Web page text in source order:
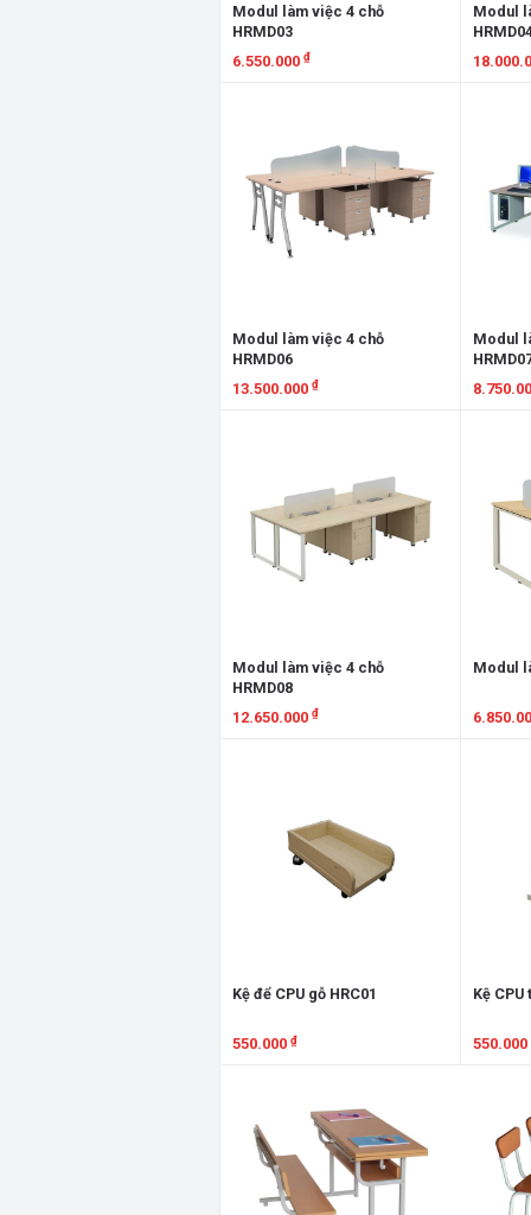
Modul làm việc 4 chỗ
HRMD03
6.550.000 ₫
Modul
Modul làm việc 4 chỗ
HRMD06
13.500.000 ₫
Modul
Modul làm việc 4 chỗ
HRMD08
12.650.000 ₫
Modul
Kệ để CPU gỗ HRC01
550.000 ₫
Kệ CPU
550.000